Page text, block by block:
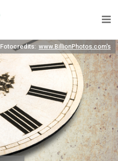

Fotocredits: www.BillionPhotos.com's